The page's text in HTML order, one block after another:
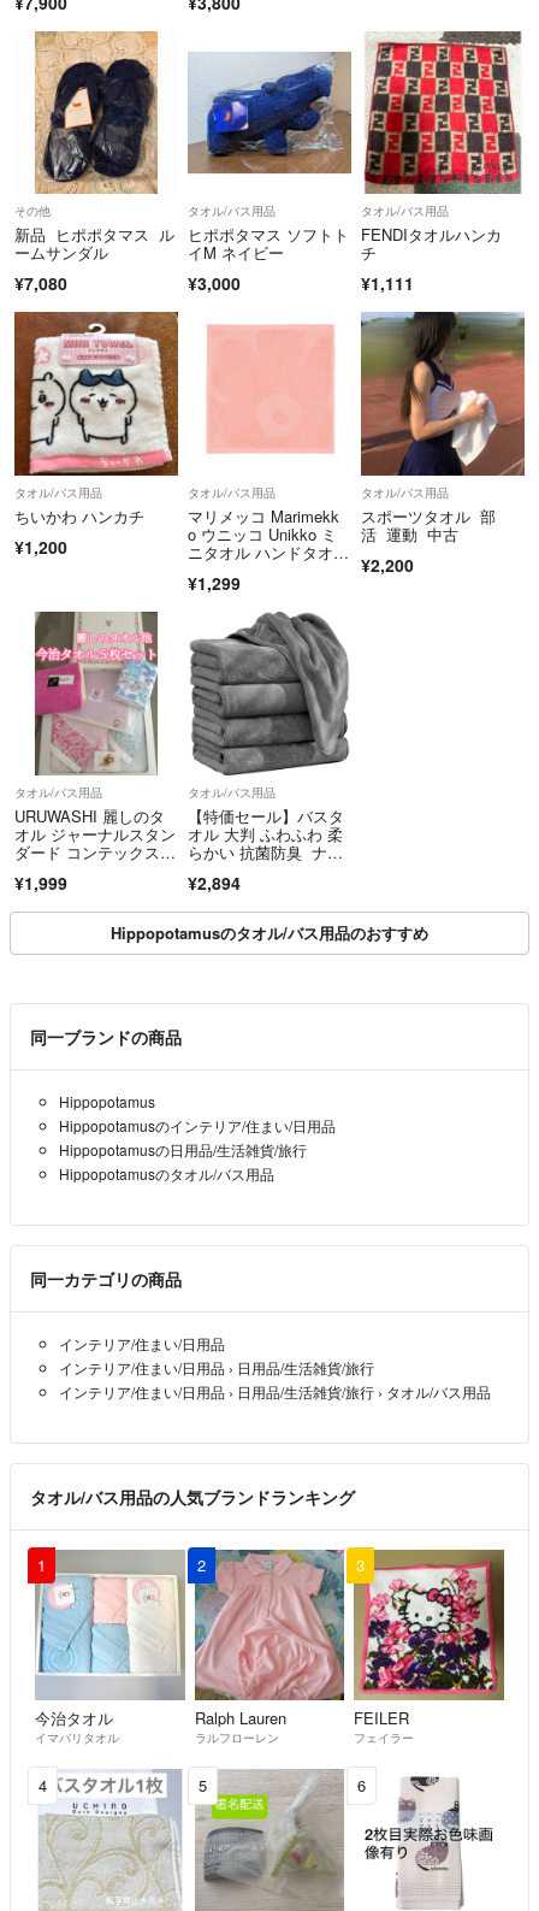
その他
新品 ヒポポタマス ル
ームサンダル
¥7,080
タオル/バス用品
ヒポポタマス ソフトト
イM ネイビー
¥3,000
タオル/バス用品
FENDIタオルハンカ
チ
¥1,111
タオル/バス用品
ちいかわ ハンカチ
¥1,200
タオル/バス用品
マリメッコ Marimekk
o ウニッコ Unikko ミ
ニタオル ハンドタオ
¥1,299
タオル/バス用品
スポーツタオル 部
活 運動 中古
¥2,200
タオル/バス用品
URUWASHI 麗しのタ
オル ジャーナルスタン
ダード コンテックス他
¥1,999
タオル/バス用品
【特価セール】バスタ
オル 大判 ふわふわ 柔
らかい 抗菌防臭 ナノ
¥2,894
Hippopotamusのタオル/バス用品のおすすめ
同一ブランドの商品
Hippopotamus
Hippopotamusのインテリア/住まい/日用品
Hippopotamusの日用品/生活雑貨/旅行
Hippopotamusのタオル/バス用品
同一カテゴリの商品
インテリア/住まい/日用品
インテリア/住まい/日用品 › 日用品/生活雑貨/旅行
インテリア/住まい/日用品 › 日用品/生活雑貨/旅行 › タオル/バス用品
タオル/バス用品の人気ブランドランキング
1
今治タオル
イマバリタオル
2
Ralph Lauren
ラルフローレン
3
FEILER
フェイラー
4 5 6